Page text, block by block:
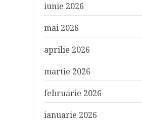
iunie 2026
mai 2026
aprilie 2026
martie 2026
februarie 2026
ianuarie 2026